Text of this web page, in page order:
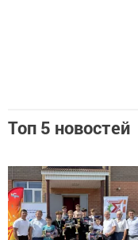
Топ 5 новостей